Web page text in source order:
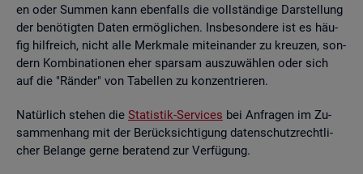
en oder Sum­men kann eben­falls die voll­stän­di­ge Dar­stel­lung
der be­nö­tig­ten Daten er­mög­li­chen. Ins­be­son­de­re ist es häu­
fig hilf­reich, nicht alle Merk­ma­le mit­ein­an­der zu kreu­zen, son­
dern Kom­bi­na­tio­nen eher spar­sam aus­zu­wäh­len oder sich
auf die "Rän­der" von Ta­bel­len zu kon­zen­trie­ren.
Na­tür­lich ste­hen die Sta­tis­tik-Ser­vices bei An­fra­gen im Zu­
sam­men­hang mit der Be­rück­sich­ti­gung da­ten­schutz­recht­li­
cher Be­lan­ge gerne be­ra­tend zur Ver­fü­gung.